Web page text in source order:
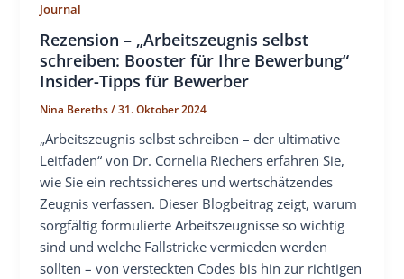
Journal
Rezension – „Arbeitszeugnis selbst
schreiben: Booster für Ihre Bewerbung“
Insider-Tipps für Bewerber
Nina Bereths/31. Oktober 2024
„Arbeitszeugnis selbst schreiben – der ultimative
Leitfaden“ von Dr. Cornelia Riechers erfahren Sie,
wie Sie ein rechtssicheres und wertschätzendes
Zeugnis verfassen. Dieser Blogbeitrag zeigt, warum
sorgfältig formulierte Arbeitszeugnisse so wichtig
sind und welche Fallstricke vermieden werden
sollten – von versteckten Codes bis hin zur richtigen